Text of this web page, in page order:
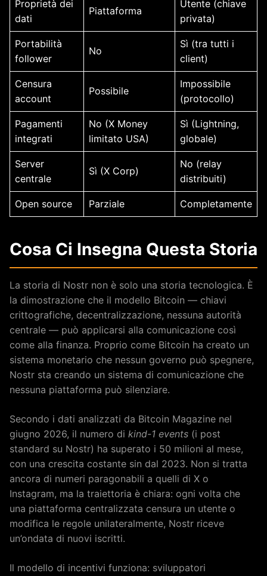
Proprietà dei
dati
Piattaforma
Utente (chiave
privata)
Portabilità
follower
No
Sì (tra tutti i
client)
Censura
account
Possibile
Impossibile
(protocollo)
Pagamenti
integrati
No (X Money
limitato USA)
Sì (Lightning,
globale)
Server
centrale
Sì (X Corp)
No (relay
distribuiti)
Open source Parziale Completamente
Cosa Ci Insegna Questa Storia
La storia di Nostr non è solo una storia tecnologica. È
la dimostrazione che il modello Bitcoin — chiavi
crittografiche, decentralizzazione, nessuna autorità
centrale — può applicarsi alla comunicazione così
come alla finanza. Proprio come Bitcoin ha creato un
sistema monetario che nessun governo può spegnere,
Nostr sta creando un sistema di comunicazione che
nessuna piattaforma può silenziare.
Secondo i dati analizzati da Bitcoin Magazine nel
giugno 2026, il numero di kind-1 events (i post
standard su Nostr) ha superato i 50 milioni al mese,
con una crescita costante sin dal 2023. Non si tratta
ancora di numeri paragonabili a quelli di X o
Instagram, ma la traiettoria è chiara: ogni volta che
una piattaforma centralizzata censura un utente o
modifica le regole unilateralmente, Nostr riceve
un’ondata di nuovi iscritti.
Il modello di incentivi funziona: sviluppatori